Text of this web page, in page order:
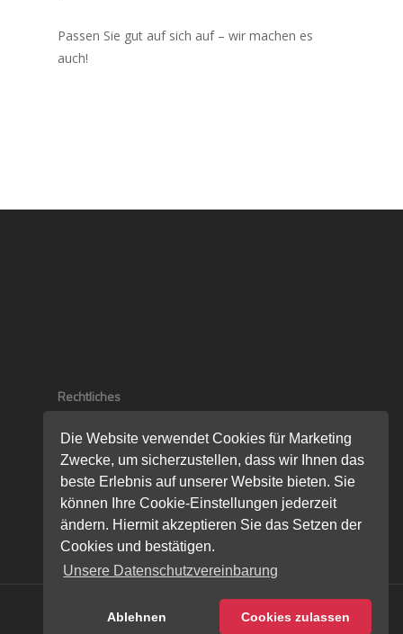
Die Website verwendet Cookies für Marketing
Zwecke, um sicherzustellen, dass wir Ihnen das
beste Erlebnis auf unserer Website bieten. Sie
können Ihre Cookie-Einstellungen jederzeit
ändern. Hiermit akzeptieren Sie das Setzen der
Cookies und bestätigen.
Unsere Datenschutzvereinbarung
Ablehnen Cookies zulassen
Passen Sie gut auf sich auf – wir machen es
auch!
Rechtliches
Impressum
Datenschutzerklärung
Bildnachweise
© 2026 Thomas Boerner.